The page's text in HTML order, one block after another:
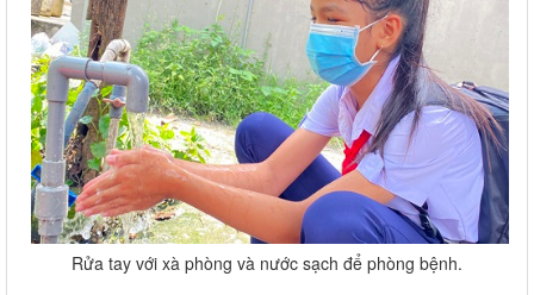
Rửa tay với xà phòng và nước sạch để phòng bệnh.